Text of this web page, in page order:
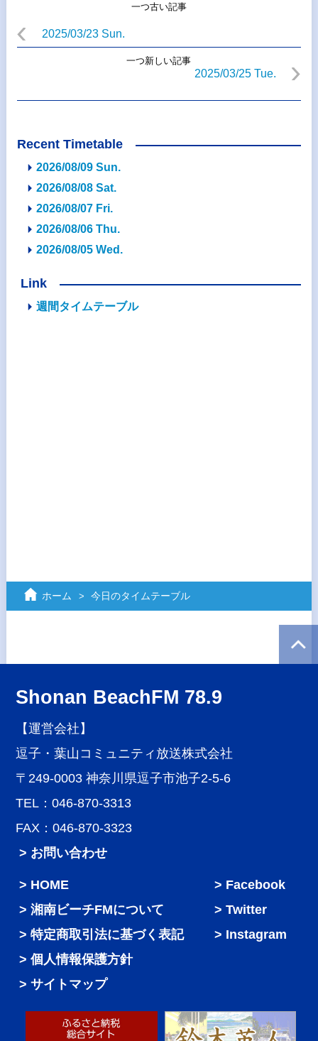
一つ古い記事
2025/03/23 Sun.
一つ新しい記事
2025/03/25 Tue.
Recent Timetable
2026/08/09 Sun.
2026/08/08 Sat.
2026/08/07 Fri.
2026/08/06 Thu.
2026/08/05 Wed.
Link
週間タイムテーブル
ホーム 今日のタイムテーブル
Shonan BeachFM 78.9
【運営会社】
逗子・葉山コミュニティ放送株式会社
〒249-0003 神奈川県逗子市池子2-5-6
TEL：046-870-3313
FAX：046-870-3323
> お問い合わせ
HOME
湘南ビーチFMについて
特定商取引法に基づく表記
個人情報保護方針
サイトマップ
Facebook
Twitter
Instagram